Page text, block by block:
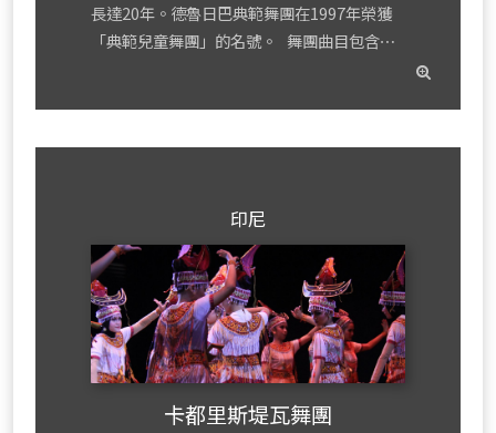
長達20年。德魯日巴典範舞團在1997年榮獲
「典範兒童舞團」的名號。 舞團曲目包含⋯
印尼
卡都里斯堤瓦舞團